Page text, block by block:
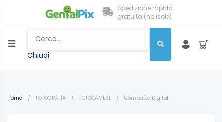
Spedizione rapida
gratuita (no isole)
Chiudi
Home / FOTOGRAFIA / FOTOCAMERE / Compatte Digitali